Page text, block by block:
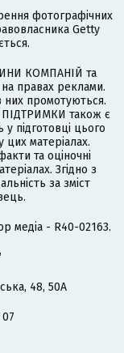
фотографічних
Getty
КОМПАНІЙ та
правах реклами.
них промотуються.
також є
підготовці цього
цих матеріалах.
та оціночні
Згідно з
за зміст
медіа - R40-02163.
48, 50А